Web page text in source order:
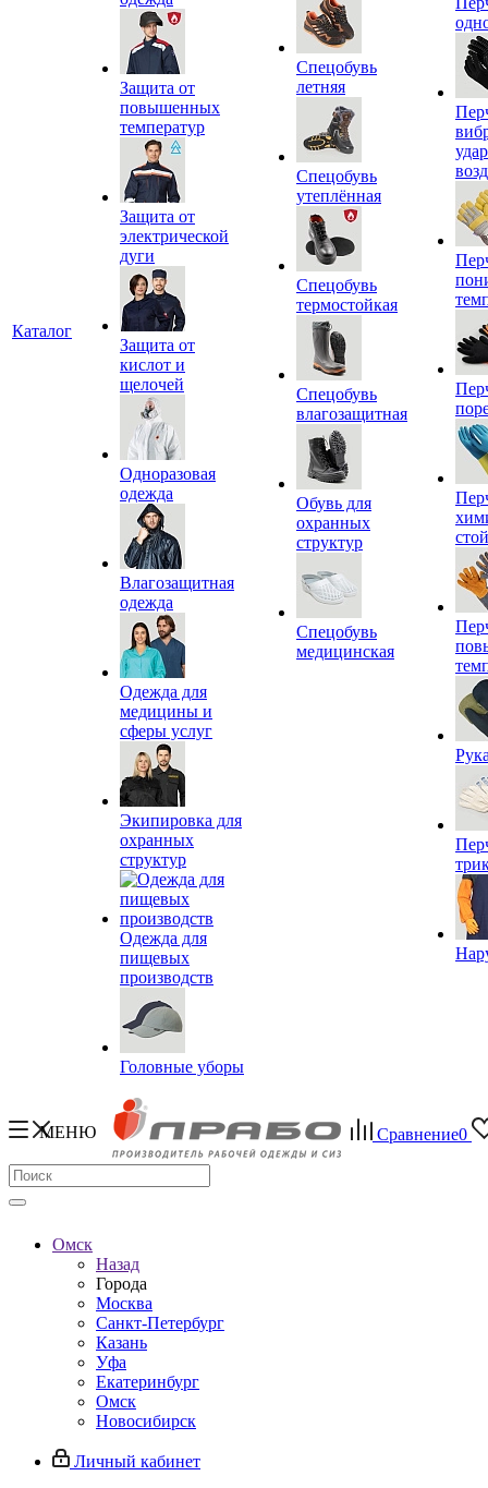
Каталог
Защита от
повышенных
температур
Защита от
электрической
дуги
Защита от
кислот и
щелочей
Одноразовая
одежда
Влагозащитная
одежда
Одежда для
медицины и
сферы услуг
Экипировка для
охранных
структур
Одежда для
пищевых
производств
Головные уборы
Спецобувь
летняя
Спецобувь
утеплённая
Спецобувь
термостойкая
Спецобувь
влагозащитная
Обувь для
охранных
структур
Спецобувь
медицинская
МЕНЮ Сравнение0
Омск
Назад
Города
Москва
Санкт-Петербург
Казань
Уфа
Екатеринбург
Омск
Новосибирск
Личный кабинет